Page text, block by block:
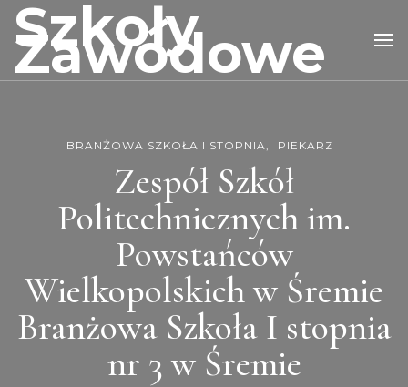
Szkoły
Zawodowe
BRANŻOWA SZKOŁA I STOPNIA PIEKARZ
Zespół Szkół
Politechnicznych im.
Powstańców
Wielkopolskich w Śremie
Branżowa Szkoła I stopnia
nr 3 w Śremie